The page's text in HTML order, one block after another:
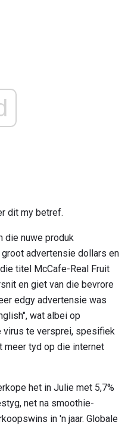
dit my betref.
die nuwe produk
advertensie dollars en
titel McCafe-Real Fruit
en giet van die bevrore
edgy advertensie was
wat albei op
virus te versprei, spesifiek
meer tyd op die internet
het in Julie met 5,7%
net na smoothie-
in 'n jaar. Globale